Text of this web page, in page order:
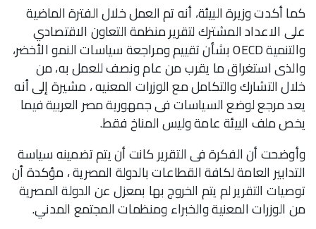
كما أكدت وزيرة البيئة، أنه تم العمل خلال الفترة الماضية
على الاعداد المشترك لتقرير منظمة التعاون الاقتصادي
والتنمية OECD بشأن تقييم ومراجعة سياسات النمو الأخضر،
والذى استغراق ما يقرب من عام ونصف للعمل به، من
خلال التشارك والتكامل مع الوزرات المعنيه ، مشيرة إلى أنه
يعد مرجع لوضع السياسات فى جمهورية مصر العربية فيما
يخص ملف البيئة عامة وليس المناخ فقط.
وأوضحت أن الفكرة فى التقرير كانت أن يتم تضمينه سياسة
التدابير العامة لكافة القطاعات بالدولة المصرية ، مؤكدة أن
توصيات التقرير لم يتم الخروج بها بمعزل عن الدولة المصرية
من الوزرات المعنية والخبراء ومنظمات المجتمع المدني.